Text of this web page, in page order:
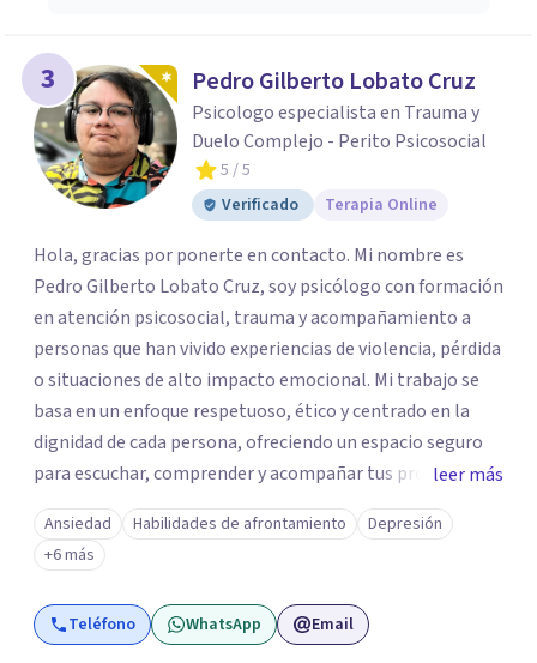
3 Pedro Gilberto Lobato Cruz
Psicologo especialista en Trauma y
Duelo Complejo - Perito Psicosocial
5 / 5
Verificado
Terapia Online
Hola, gracias por ponerte en contacto. Mi nombre es
Pedro Gilberto Lobato Cruz, soy psicólogo con formación
en atención psicosocial, trauma y acompañamiento a
personas que han vivido experiencias de violencia, pérdida
o situaciones de alto impacto emocional. Mi trabajo se
basa en un enfoque respetuoso, ético y centrado en la
dignidad de cada persona, ofreciendo un espacio seguro
para escuchar, comprender y acompañar tus procesos
emocionales a tu propio ritmo. Creo firmemente en la
importancia de construir juntos herramientas que
fortalezcan el bienestar, la autonomía y el sentido de
vida. Será un gusto acompañarte en este proceso. Quedo
atento para resolver cualquier duda y acordar una cita. Un
leer más
Ansiedad Habilidades de afrontamiento
Depresión
+6 más
Teléfono WhatsApp Email